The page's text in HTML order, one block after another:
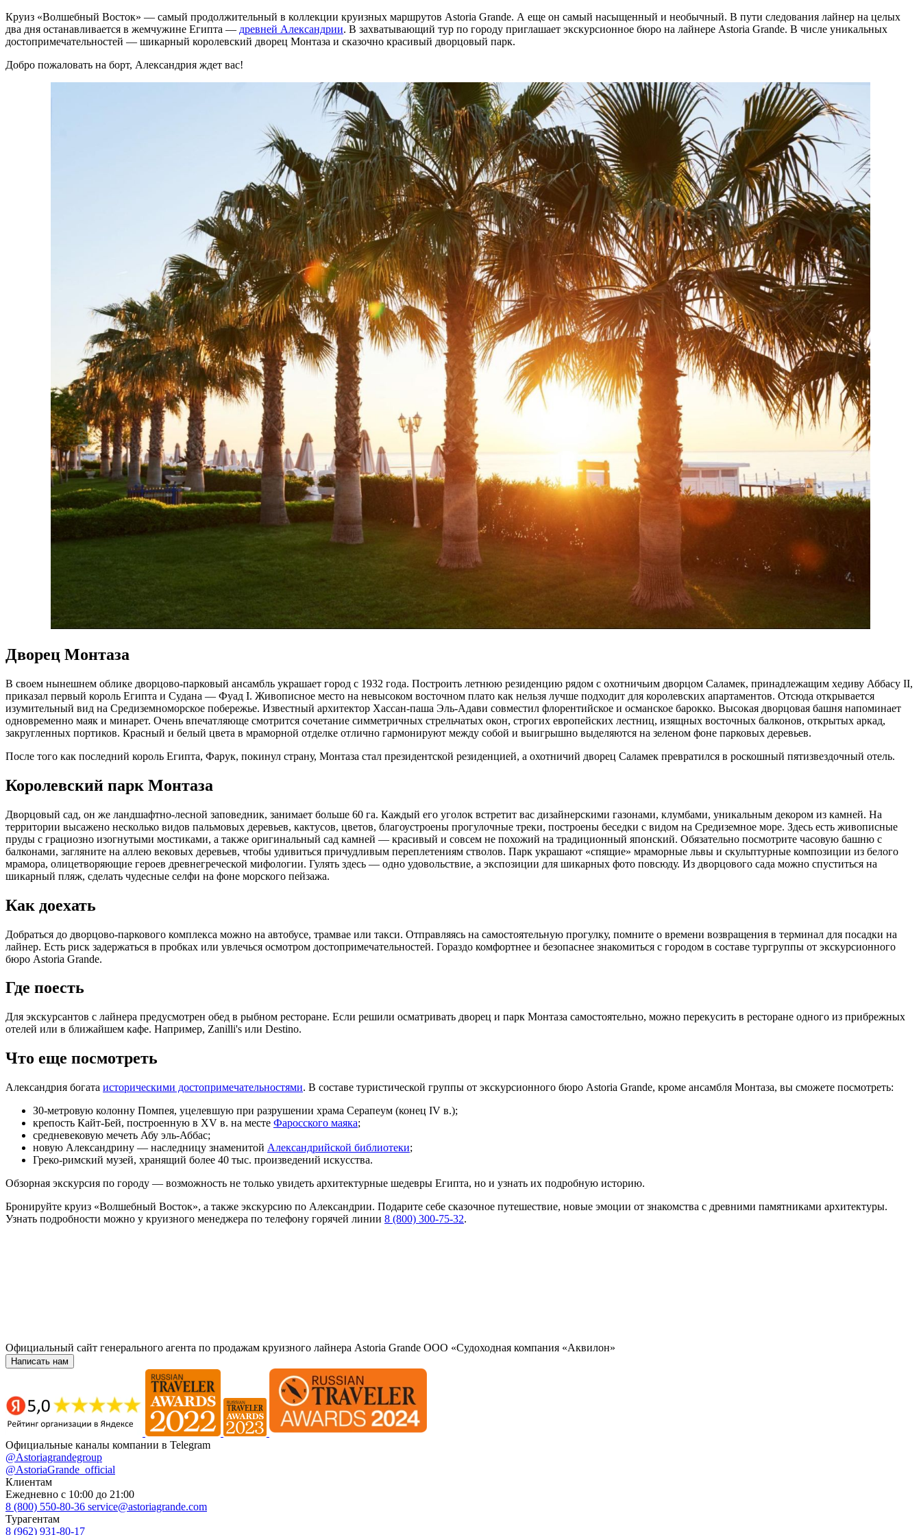
Круиз «Волшебный Восток» — самый продолжительный в коллекции круизных маршрутов Astoria Grande. А еще он самый насыщенный и необычный. В пути следования лайнер на целых
два дня останавливается в жемчужине Египта — древней Александрии. В захватывающий тур по городу приглашает экскурсионное бюро на лайнере Astoria Grande. В числе уникальных
достопримечательностей — шикарный королевский дворец Монтаза и сказочно красивый дворцовый парк.
Добро пожаловать на борт, Александрия ждет вас!
Дворец Монтаза
В своем нынешнем облике дворцово-парковый ансамбль украшает город с 1932 года. Построить летнюю резиденцию рядом с охотничьим дворцом Саламек, принадлежащим хедиву Аббасу II,
приказал первый король Египта и Судана — Фуад I. Живописное место на невысоком восточном плато как нельзя лучше подходит для королевских апартаментов. Отсюда открывается
изумительный вид на Средиземноморское побережье. Известный архитектор Хассан-паша Эль-Адави совместил флорентийское и османское барокко. Высокая дворцовая башня напоминает
одновременно маяк и минарет. Очень впечатляюще смотрится сочетание симметричных стрельчатых окон, строгих европейских лестниц, изящных восточных балконов, открытых аркад,
закругленных портиков. Красный и белый цвета в мраморной отделке отлично гармонируют между собой и выигрышно выделяются на зеленом фоне парковых деревьев.
После того как последний король Египта, Фарук, покинул страну, Монтаза стал президентской резиденцией, а охотничий дворец Саламек превратился в роскошный пятизвездочный отель.
Королевский парк Монтаза
Дворцовый сад, он же ландшафтно-лесной заповедник, занимает больше 60 га. Каждый его уголок встретит вас дизайнерскими газонами, клумбами, уникальным декором из камней. На
территории высажено несколько видов пальмовых деревьев, кактусов, цветов, благоустроены прогулочные треки, построены беседки с видом на Средиземное море. Здесь есть живописные
пруды с грациозно изогнутыми мостиками, а также оригинальный сад камней — красивый и совсем не похожий на традиционный японский. Обязательно посмотрите часовую башню с
балконами, загляните на аллею вековых деревьев, чтобы удивиться причудливым переплетениям стволов. Парк украшают «спящие» мраморные львы и скульптурные композиции из белого
мрамора, олицетворяющие героев древнегреческой мифологии. Гулять здесь — одно удовольствие, а экспозиции для шикарных фото повсюду. Из дворцового сада можно спуститься на
шикарный пляж, сделать чудесные селфи на фоне морского пейзажа.
Как доехать
Добраться до дворцово-паркового комплекса можно на автобусе, трамвае или такси. Отправляясь на самостоятельную прогулку, помните о времени возвращения в терминал для посадки на
лайнер. Есть риск задержаться в пробках или увлечься осмотром достопримечательностей. Гораздо комфортнее и безопаснее знакомиться с городом в составе тургруппы от экскурсионного
бюро Astoria Grande.
Где поесть
Для экскурсантов с лайнера предусмотрен обед в рыбном ресторане. Если решили осматривать дворец и парк Монтаза самостоятельно, можно перекусить в ресторане одного из прибрежных
отелей или в ближайшем кафе. Например, Zanilli's или Destino.
Что еще посмотреть
Александрия богата историческими достопримечательностями. В составе туристической группы от экскурсионного бюро Astoria Grande, кроме ансамбля Монтаза, вы сможете посмотреть:
З0-метровую колонну Помпея, уцелевшую при разрушении храма Серапеум (конец IV в.);
крепость Кайт-Бей, построенную в XV в. на месте Фаросского маяка;
средневековую мечеть Абу эль-Аббас;
новую Александрину — наследницу знаменитой Александрийской библиотеки;
Греко-римский музей, хранящий более 40 тыс. произведений искусства.
Обзорная экскурсия по городу — возможность не только увидеть архитектурные шедевры Египта, но и узнать их подробную историю.
Бронируйте круиз «Волшебный Восток», а также экскурсию по Александрии. Подарите себе сказочное путешествие, новые эмоции от знакомства с древними памятниками архитектуры.
Узнать подробности можно у круизного менеджера по телефону горячей линии 8 (800) 300-75-32.
Официальный сайт генерального агента по продажам круизного лайнера Astoria Grande ООО «Судоходная компания «Аквилон»
Написать нам
Официальные каналы компании в Telegram
@Astoriagrandegroup
@AstoriaGrande_official
Клиентам
Ежедневно с 10:00 до 21:00
8 (800) 550-80-36 service@astoriagrande.com
Турагентам
8 (962) 931-80-17